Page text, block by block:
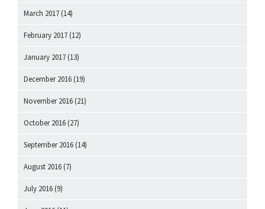
March 2017 (14)
February 2017 (12)
January 2017 (13)
December 2016 (19)
November 2016 (21)
October 2016 (27)
September 2016 (14)
August 2016 (7)
July 2016 (9)